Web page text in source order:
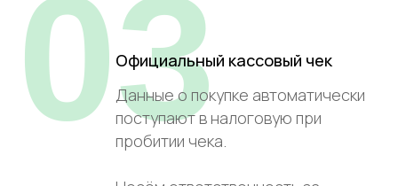
Официальный кассовый чек
Данные о покупке автоматически
поступают в налоговую при
пробитии чека.
03